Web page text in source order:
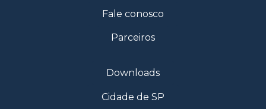
Fale conosco
Parceiros
Downloads
Cidade de SP